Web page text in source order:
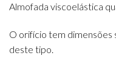
Almofada viscoelástica
O orifício tem dimensões
deste tipo.